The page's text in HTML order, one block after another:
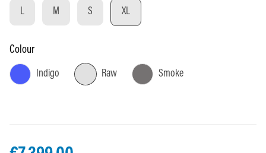
L M S XL
Select
Colour
Indigo Raw Smoke